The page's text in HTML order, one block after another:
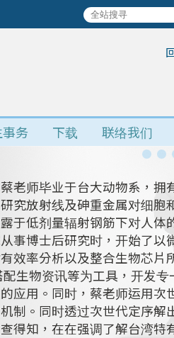
务 下载 联络我们
老师毕业于台大动物系，拥
究放射线及砷重金属对细胞
于低剂量辐射钢筋下对人体
事博士后研究时，开始了以
效率分析以及整合生物芯片
生物资讯等为工具，开发专
应用。同时，蔡老师运用次
制。同时透过次世代定序解
得知，在在强调了解台湾特